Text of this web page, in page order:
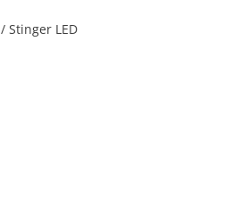
/ Stinger LED